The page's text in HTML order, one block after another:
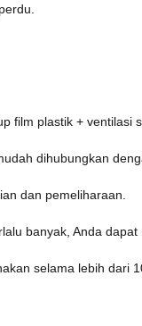
film plastik + ventilasi
dihubungkan
dan pemeliharaan.
banyak, Anda
selama lebih dari